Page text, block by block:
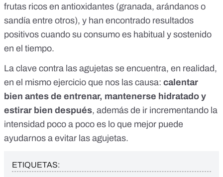
frutas ricos en antioxidantes (granada, arándanos o
sandía entre otros), y han encontrado resultados
positivos cuando su consumo es habitual y sostenido
en el tiempo.
La clave contra las agujetas se encuentra, en realidad,
en el mismo ejercicio que nos las causa: calentar
bien antes de entrenar, mantenerse hidratado y
estirar bien después, además de ir incrementando la
intensidad poco a poco es lo que mejor puede
ayudarnos a evitar las agujetas.
ETIQUETAS: